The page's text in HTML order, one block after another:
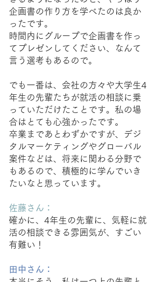
企画書の作り方を学べたのは良か
ったです。
時間内にグループで企画書を作っ
てプレゼンしてください、なんて
言う選考もあるので。
でも一番は、会社の方々や大学生4
年生の先輩たちが就活の相談に乗
っていただけたことです。私の場
合はとても心強かったです。
卒業まであとわずかですが、デジ
タルマーケティングやグローバル
案件などは、将来に関わる分野で
もあるので、積極的に学んでいき
たいなと思っています。
佐藤さん：
確かに、4年生の先輩に、気軽に就
活の相談できる雰囲気が、すごい
有難い！
田中さん：